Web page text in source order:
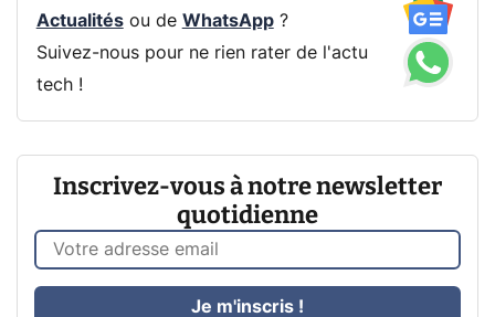
Actualitésou de WhatsApp?
Suivez-nous pour ne rien rater de l'actu
tech !
Inscrivez-vous à notre newsletter
quotidienne
Je m'inscris !